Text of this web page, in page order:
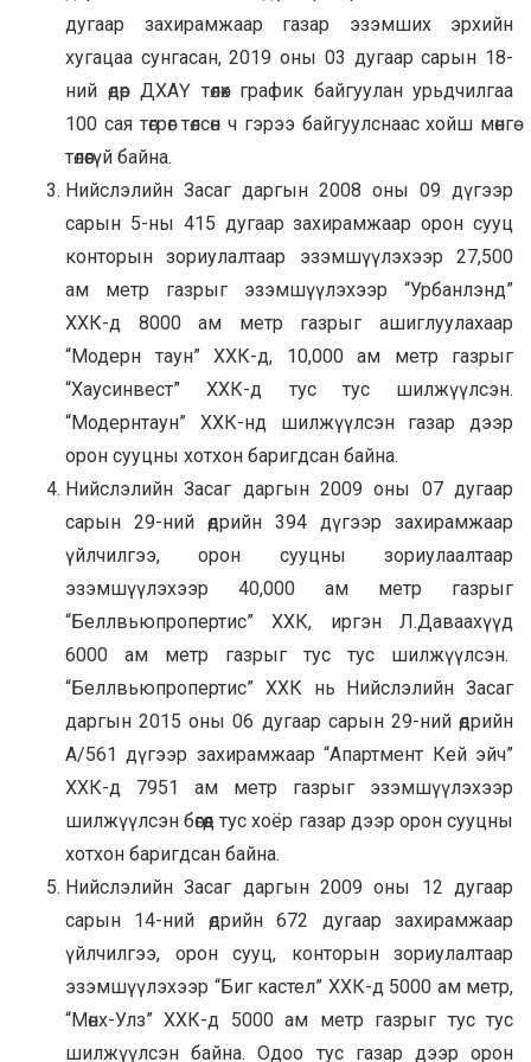
дугаар захирамжаар газар эзэмших эрхийн
хугацаа сунгасан, 2019 оны 03 дугаар сарын 18-
ний өдөр ДХАҮ төлөх график байгуулан урьдчилгаа
100 сая төгрөг төлсөн ч гэрээ байгуулснаас хойш мөнгө
төлөөгүй байна.
Нийслэлийн Засаг даргын 2008 оны 09 дүгээр
сарын 5-ны 415 дугаар захирамжаар орон сууц
конторын зориулалтаар эзэмшүүлэхээр 27,500
ам метр газрыг эзэмшүүлэхээр “Урбанлэнд”
ХХК-д 8000 ам метр газрыг ашиглуулахаар
“Модерн таун” ХХК-д, 10,000 ам метр газрыг
“Хаусинвест” ХХК-д тус тус шилжүүлсэн.
“Модернтаун” ХХК-нд шилжүүлсэн газар дээр
орон сууцны хотхон баригдсан байна.
Нийслэлийн Засаг даргын 2009 оны 07 дугаар
сарын 29-ний өдрийн 394 дүгээр захирамжаар
үйлчилгээ, орон сууцны зориулаалтаар
эзэмшүүлэхээр 40,000 ам метр газрыг
“Беллвьюпропертис” ХХК, иргэн Л.Даваахүүд
6000 ам метр газрыг тус тус шилжүүлсэн.
“Беллвьюпропертис” ХХК нь Нийслэлийн Засаг
даргын 2015 оны 06 дугаар сарын 29-ний өдрийн
А/561 дүгээр захирамжаар “Апартмент Кей эйч”
ХХК-д 7951 ам метр газрыг эзэмшүүлэхээр
шилжүүлсэн бөгөөд тус хоёр газар дээр орон сууцны
хотхон баригдсан байна.
Нийслэлийн Засаг даргын 2009 оны 12 дугаар
сарын 14-ний өдрийн 672 дугаар захирамжаар
үйлчилгээ, орон сууц, конторын зориулалтаар
эзэмшүүлэхээр “Биг кастел” ХХК-д 5000 ам метр,
“Мөнх-Улз” ХХК-д 5000 ам метр газрыг тус тус
шилжүүлсэн байна. Одоо тус газар дээр орон